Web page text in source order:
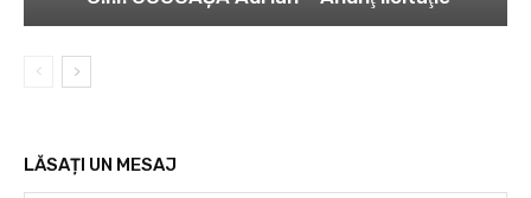
LĂSAȚI UN MESAJ